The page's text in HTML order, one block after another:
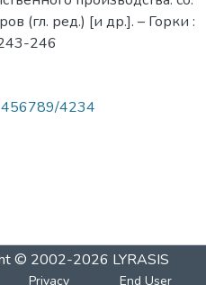
(гл. ред.) [и др.]. – Горки :
246
4234
© 2002-2026 LYRASIS
Privacy End User